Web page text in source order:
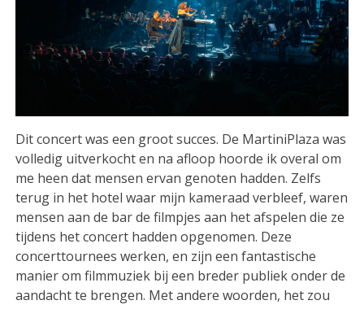
Dit concert was een groot succes. De MartiniPlaza was
volledig uitverkocht en na afloop hoorde ik overal om
me heen dat mensen ervan genoten hadden. Zelfs
terug in het hotel waar mijn kameraad verbleef, waren
mensen aan de bar de filmpjes aan het afspelen die ze
tijdens het concert hadden opgenomen. Deze
concerttournees werken, en zijn een fantastische
manier om filmmuziek bij een breder publiek onder de
aandacht te brengen. Met andere woorden, het zou